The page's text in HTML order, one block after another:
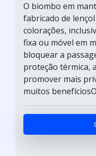
O biombo em
fabricado de
colorações,
fixa ou móvel em
bloquear a
proteção térmica,
promover mais
muitos